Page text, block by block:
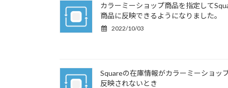
カラーミーショップ商品を指定して
商品に反映できるようになりました。
2022/10/03
Squareの在庫情報がカラーミーショッ
反映されないとき